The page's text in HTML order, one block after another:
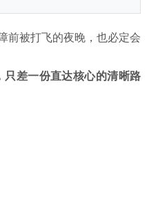
前被打飞的夜晚，也必定会
差一份直达核心的清晰路